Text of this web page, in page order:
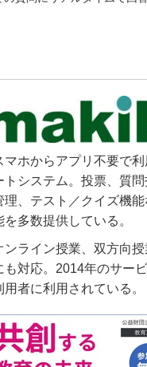
マホからアプリ不要で
トシステム。投票、質
理、テスト／クイズ機
多数提供している。
ンライン授業、双方向
も対応。2014年のサー
者に利用されている。